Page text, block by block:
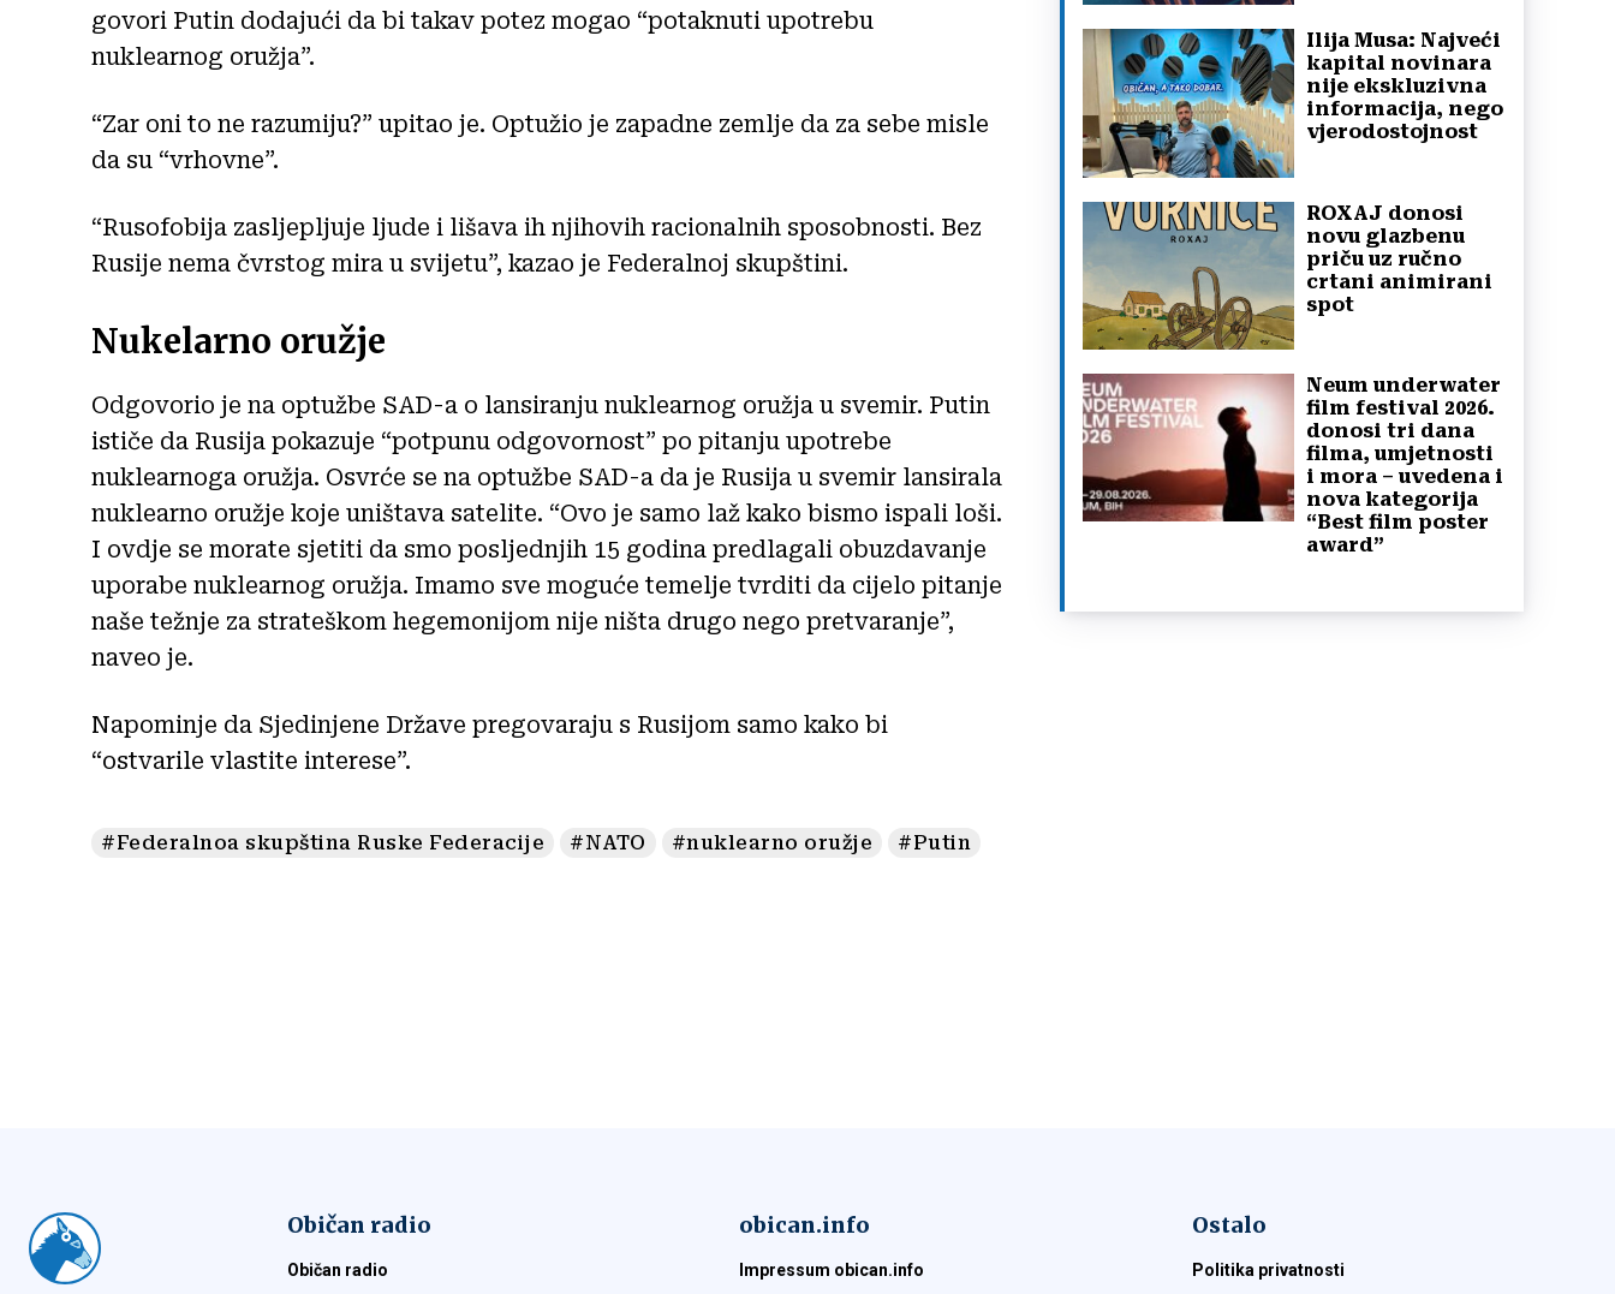
govori Putin dodajući da bi takav potez mogao “potaknuti upotrebu
nuklearnog oružja”.
“Zar oni to ne razumiju?” upitao je. Optužio je zapadne zemlje da za sebe misle
da su “vrhovne”.
“Rusofobija zasljepljuje ljude i lišava ih njihovih racionalnih sposobnosti. Bez
Rusije nema čvrstog mira u svijetu”, kazao je Federalnoj skupštini.
Nukelarno oružje
Odgovorio je na optužbe SAD-a o lansiranju nuklearnog oružja u svemir. Putin
ističe da Rusija pokazuje “potpunu odgovornost” po pitanju upotrebe
nuklearnoga oružja. Osvrće se na optužbe SAD-a da je Rusija u svemir lansirala
nuklearno oružje koje uništava satelite. “Ovo je samo laž kako bismo ispali loši.
I ovdje se morate sjetiti da smo posljednjih 15 godina predlagali obuzdavanje
uporabe nuklearnog oružja. Imamo sve moguće temelje tvrditi da cijelo pitanje
naše težnje za strateškom hegemonijom nije ništa drugo nego pretvaranje”,
naveo je.
Napominje da Sjedinjene Države pregovaraju s Rusijom samo kako bi
“ostvarile vlastite interese”.
#Federalnoa skupština Ruske Federacije #NATO #nuklearno oružje #Putin
Ilija Musa: Najveći
kapital novinara
nije ekskluzivna
informacija, nego
vjerodostojnost
ROXAJ donosi
novu glazbenu
priču uz ručno
crtani animirani
spot
Neum underwater
film festival 2026.
donosi tri dana
filma, umjetnosti
i mora – uvedena i
nova kategorija
“Best film poster
award”
Običan radio
Običan radio
obican.info
Impressum obican.info
Ostalo
Politika privatnosti